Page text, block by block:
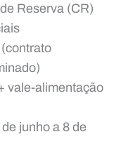
Reserva (CR)
vale-alimentação
junho a 8 de